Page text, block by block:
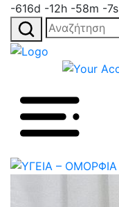
-616d -12h -58m -7s
Αναζήτηση
για: